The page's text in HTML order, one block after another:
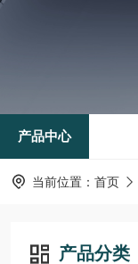
产品中心
当前位置： 首页
产品分类